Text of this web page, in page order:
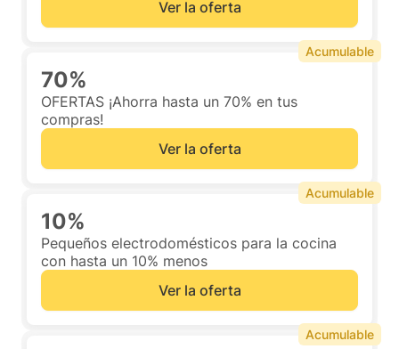
Ver la oferta
70%
OFERTAS ¡Ahorra hasta un 70% en tus
compras!
Ver la oferta
Acumulable
10%
Pequeños electrodomésticos para la cocina
con hasta un 10% menos
Ver la oferta
Acumulable
Acumulable